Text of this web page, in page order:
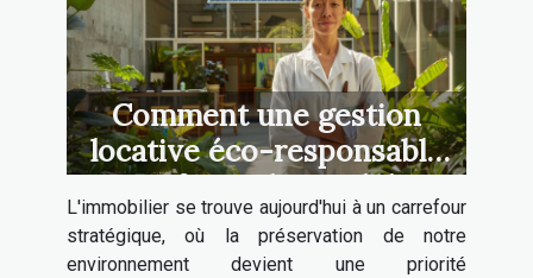
Comment une gestion
locative éco-responsable
transforme l'immobilier
L'immobilier se trouve aujourd'hui à un carrefour
stratégique, où la préservation de notre
environnement devient une priorité